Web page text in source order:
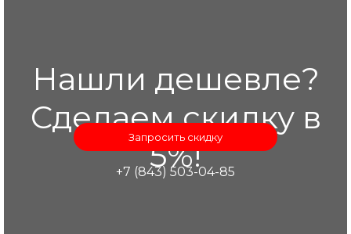
Нашли дешевле?
Сделаем скидку в
5%!
Запросить скидку
+7 (843) 503-04-85